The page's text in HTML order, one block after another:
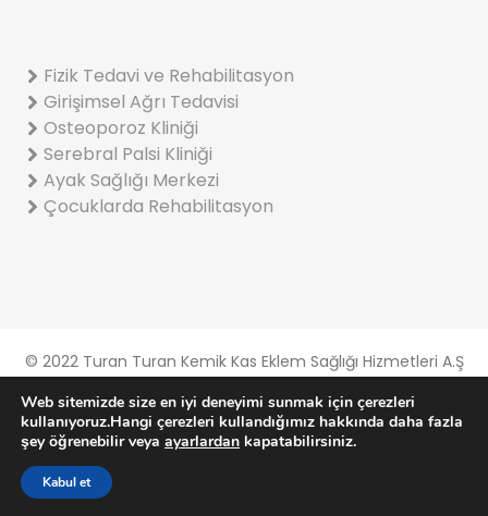
Fizik Tedavi ve Rehabilitasyon
Girişimsel Ağrı Tedavisi
Osteoporoz Kliniği
Serebral Palsi Kliniği
Ayak Sağlığı Merkezi
Çocuklarda Rehabilitasyon
© 2022 Turan Turan Kemik Kas Eklem Sağlığı Hizmetleri A.Ş
Gizlilik Ve Çerez Politikası
KVKK Aydınlatma Metni
Web sitemizde size en iyi deneyimi sunmak için çerezleri
kullanıyoruz.Hangi çerezleri kullandığımız hakkında daha fazla
şey öğrenebilir veya ayarlardan kapatabilirsiniz.
Kabul et